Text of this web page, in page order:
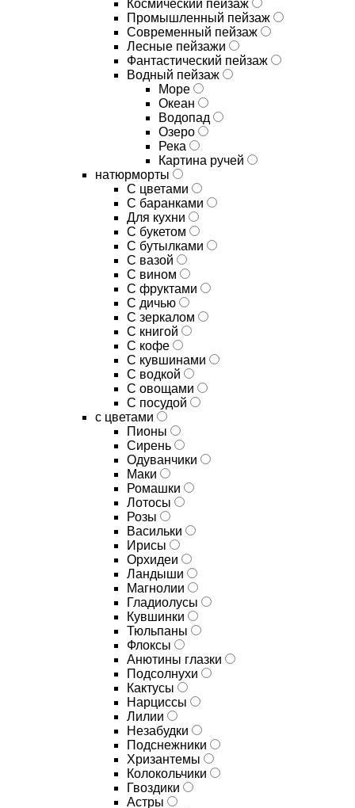
Космический пейзаж
Промышленный пейзаж
Современный пейзаж
Лесные пейзажи
Фантастический пейзаж
Водный пейзаж
Море
Океан
Водопад
Озеро
Река
Картина ручей
натюрморты
С цветами
С баранками
Для кухни
C букетом
C бутылками
C вазой
C вином
C фруктами
C дичью
C зеркалом
C книгой
C кофе
C кувшинами
C водкой
C овощами
C посудой
с цветами
Пионы
Сирень
Одуванчики
Маки
Ромашки
Лотосы
Розы
Васильки
Ирисы
Орхидеи
Ландыши
Магнолии
Гладиолусы
Кувшинки
Тюльпаны
Флоксы
Анютины глазки
Подсолнухи
Кактусы
Нарциссы
Лилии
Незабудки
Подснежники
Хризантемы
Колокольчики
Гвоздики
Астры